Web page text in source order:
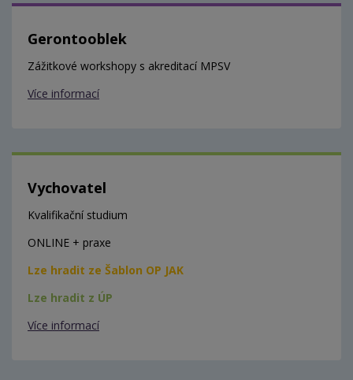
Gerontooblek
Zážitkové workshopy s akreditací MPSV
Více informací
Vychovatel
Kvalifikační studium
ONLINE + praxe
Lze hradit ze Šablon OP JAK
Lze hradit z ÚP
Více informací